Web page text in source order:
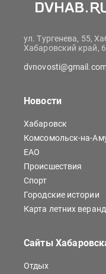
ул. Тургенева, 55,
Хабаровский край,
Новости
Хабаровск
Комсомольск-на-
ЕАО
Происшествия
Спорт
Городские истории
Карта летних веранд
Сайты
Отдых